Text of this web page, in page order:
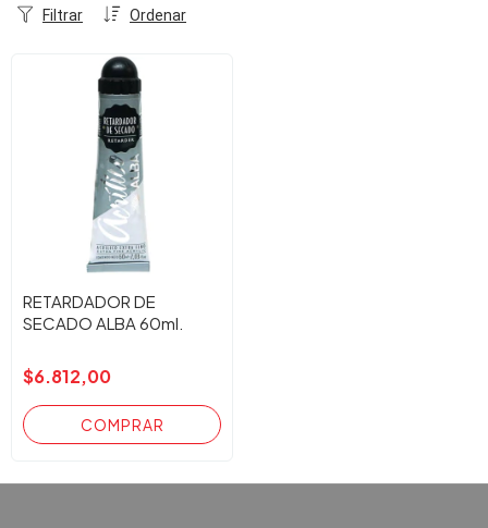
Ordenar
Filtrar
RETARDADOR DE
SECADO ALBA 60ml.
$6.812,00